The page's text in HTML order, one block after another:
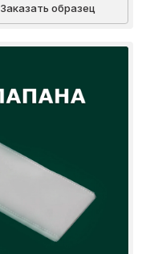
Заказать образец